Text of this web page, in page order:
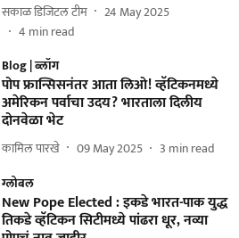
सकाळ डिजिटल टीम
24 May 2025
4 min read
Blog | ब्लॉग
पोप फ्रान्सिसनंतर आता लिओ! व्हॅटिकनमध्ये
अमेरिकन पर्वाचा उदय? भारताला दिलीय
दोनवेळा भेट
कामिल पारखे 09 May 2025 3 min read
ग्लोबल
New Pope Elected : इकडे भारत-पाक युद्ध
तिकडे व्हॅटिकन सिटीमध्ये पांढरा धूर, नव्या